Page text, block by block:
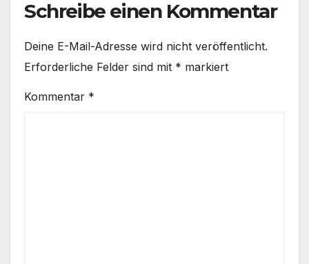
Schreibe einen Kommentar
Deine E-Mail-Adresse wird nicht veröffentlicht.
Erforderliche Felder sind mit * markiert
Kommentar *